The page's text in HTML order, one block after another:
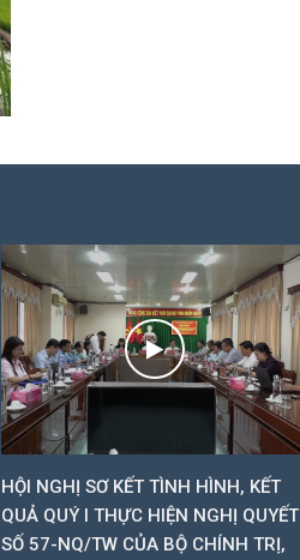
HỘI NGHỊ SƠ KẾT TÌNH HÌNH, KẾT
QUẢ QUÝ I THỰC HIỆN NGHỊ QUYẾT
SỐ 57-NQ/TW CỦA BỘ CHÍNH TRỊ,